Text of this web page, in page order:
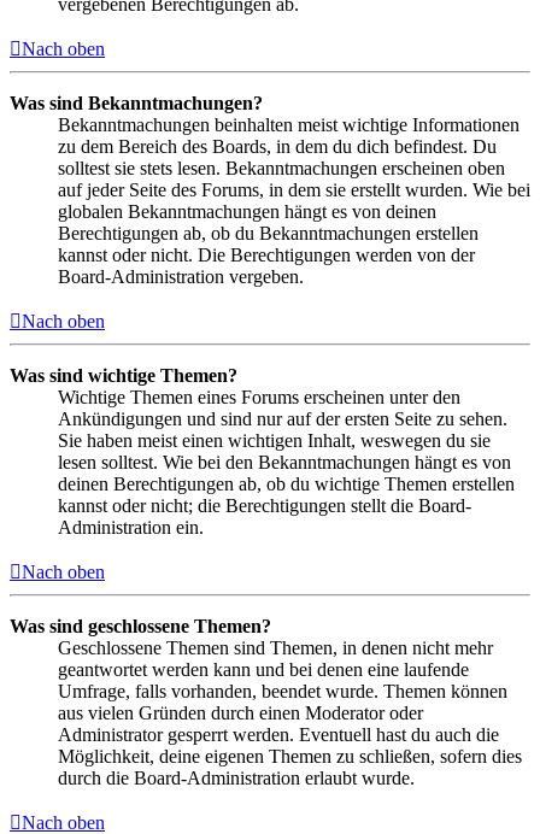
vergebenen Berechtigungen ab.
Nach oben
Was sind Bekanntmachungen?
Bekanntmachungen beinhalten meist wichtige Informationen
zu dem Bereich des Boards, in dem du dich befindest. Du
solltest sie stets lesen. Bekanntmachungen erscheinen oben
auf jeder Seite des Forums, in dem sie erstellt wurden. Wie bei
globalen Bekanntmachungen hängt es von deinen
Berechtigungen ab, ob du Bekanntmachungen erstellen
kannst oder nicht. Die Berechtigungen werden von der
Board-Administration vergeben.
Nach oben
Was sind wichtige Themen?
Wichtige Themen eines Forums erscheinen unter den
Ankündigungen und sind nur auf der ersten Seite zu sehen.
Sie haben meist einen wichtigen Inhalt, weswegen du sie
lesen solltest. Wie bei den Bekanntmachungen hängt es von
deinen Berechtigungen ab, ob du wichtige Themen erstellen
kannst oder nicht; die Berechtigungen stellt die Board-
Administration ein.
Nach oben
Was sind geschlossene Themen?
Geschlossene Themen sind Themen, in denen nicht mehr
geantwortet werden kann und bei denen eine laufende
Umfrage, falls vorhanden, beendet wurde. Themen können
aus vielen Gründen durch einen Moderator oder
Administrator gesperrt werden. Eventuell hast du auch die
Möglichkeit, deine eigenen Themen zu schließen, sofern dies
durch die Board-Administration erlaubt wurde.
Nach oben